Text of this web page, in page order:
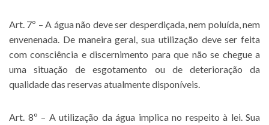
Art. 7º – A água não deve ser desperdiçada, nem poluída, nem
envenenada. De maneira geral, sua utilização deve ser feita
com consciência e discernimento para que não se chegue a
uma situação de esgotamento ou de deterioração da
qualidade das reservas atualmente disponíveis.
Art. 8º – A utilização da água implica no respeito à lei. Sua